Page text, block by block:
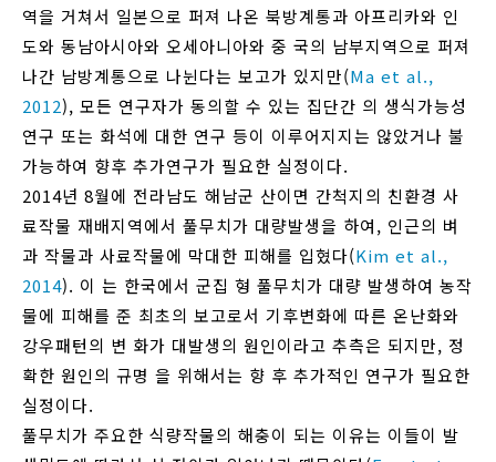
역을 거쳐서 일본으로 퍼져 나온 북방계통과 아프리카와 인
도와 동남아시아와 오세아니아와 중 국의 남부지역으로 퍼져
나간 남방계통으로 나뉜다는 보고가 있지만(Ma et al.,
2012), 모든 연구자가 동의할 수 있는 집단간 의 생식가능성
연구 또는 화석에 대한 연구 등이 이루어지지는 않았거나 불
가능하여 향후 추가연구가 필요한 실정이다.
2014년 8월에 전라남도 해남군 산이면 간척지의 친환경 사
료작물 재배지역에서 풀무치가 대량발생을 하여, 인근의 벼
과 작물과 사료작물에 막대한 피해를 입혔다(Kim et al.,
2014). 이 는 한국에서 군집 형 풀무치가 대량 발생하여 농작
물에 피해를 준 최초의 보고로서 기후변화에 따른 온난화와
강우패턴의 변 화가 대발생의 원인이라고 추측은 되지만, 정
확한 원인의 규명 을 위해서는 향 후 추가적인 연구가 필요한
실정이다.
풀무치가 주요한 식량작물의 해충이 되는 이유는 이들이 발